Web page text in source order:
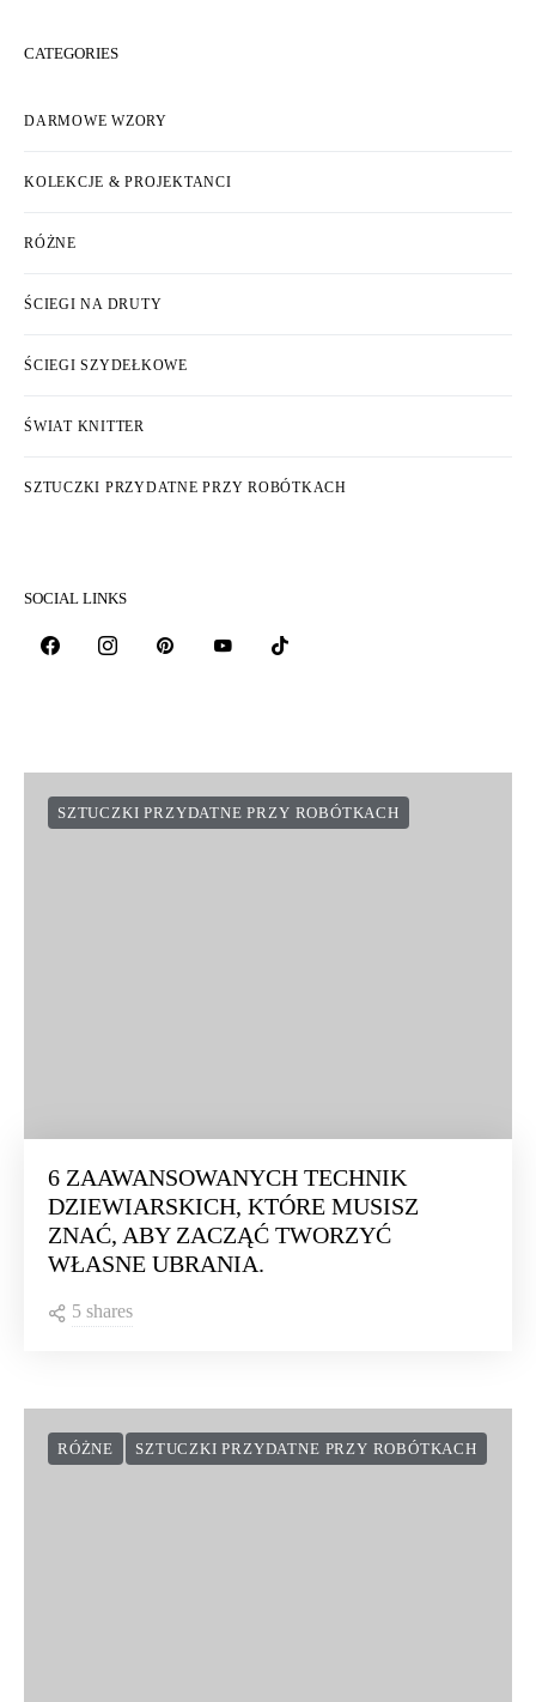
CATEGORIES
DARMOWE WZORY
KOLEKCJE & PROJEKTANCI
RÓŻNE
ŚCIEGI NA DRUTY
ŚCIEGI SZYDEŁKOWE
ŚWIAT KNITTER
SZTUCZKI PRZYDATNE PRZY ROBÓTKACH
SOCIAL LINKS
SZTUCZKI PRZYDATNE PRZY ROBÓTKACH
6 ZAAWANSOWANYCH TECHNIK
DZIEWIARSKICH, KTÓRE MUSISZ
ZNAĆ, ABY ZACZĄĆ TWORZYĆ
WŁASNE UBRANIA.
5 shares
RÓŻNE SZTUCZKI PRZYDATNE PRZY ROBÓTKACH